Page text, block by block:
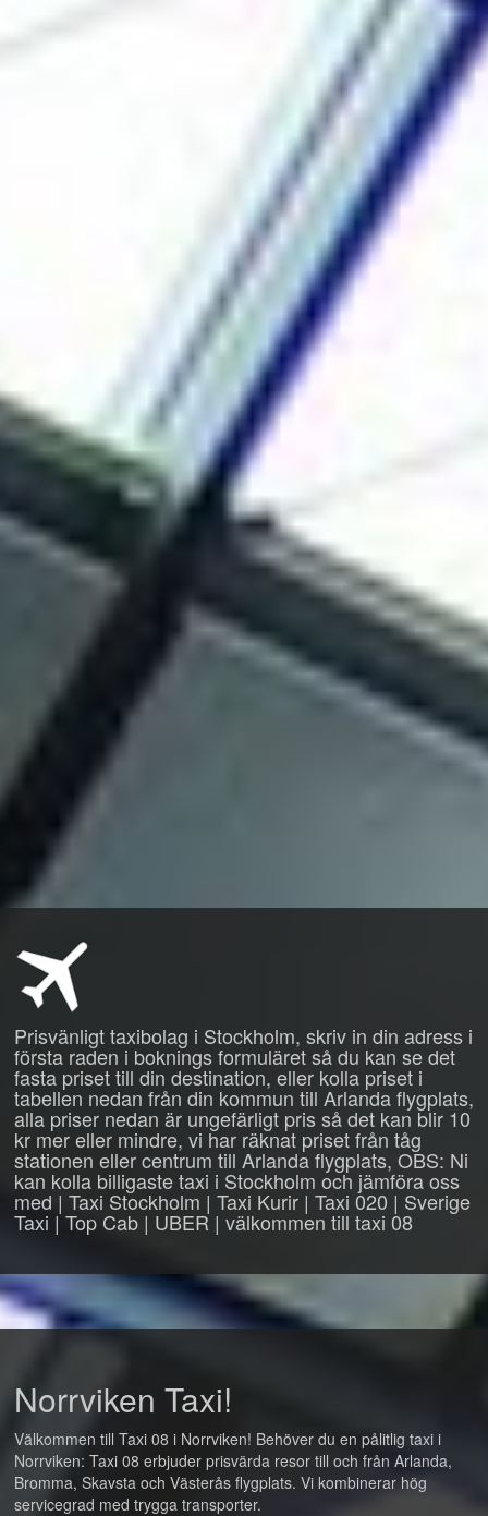
Prisvänligt taxibolag i Stockholm, skriv in din adress i
första raden i boknings formuläret så du kan se det
fasta priset till din destination, eller kolla priset i
tabellen nedan från din kommun till Arlanda flygplats,
alla priser nedan är ungefärligt pris så det kan blir 10
kr mer eller mindre, vi har räknat priset från tåg
stationen eller centrum till Arlanda flygplats, OBS: Ni
kan kolla billigaste taxi i Stockholm och jämföra oss
med | Taxi Stockholm | Taxi Kurir | Taxi 020 | Sverige
Taxi | Top Cab | UBER | välkommen till taxi 08
Norrviken Taxi!
Välkommen till Taxi 08 i Norrviken! Behöver du en pålitlig taxi i
Norrviken: Taxi 08 erbjuder prisvärda resor till och från Arlanda,
Bromma, Skavsta och Västerås flygplats. Vi kombinerar hög
servicegrad med trygga transporter.